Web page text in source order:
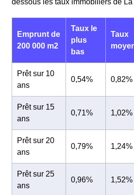
dessous les taux immobiliers de
Emprunt de
200 000 m2
Taux le
plus
bas
Taux
Prêt sur 10
ans
0,54% 0,82%
Prêt sur 15
ans
0,71% 1,02%
Prêt sur 20
ans
0,79% 1,24%
Prêt sur 25
ans
0,96% 1,52%